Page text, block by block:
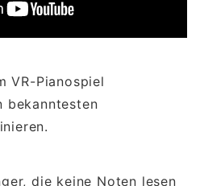
VR-Pianospiel
bekanntesten
die keine Noten lesen